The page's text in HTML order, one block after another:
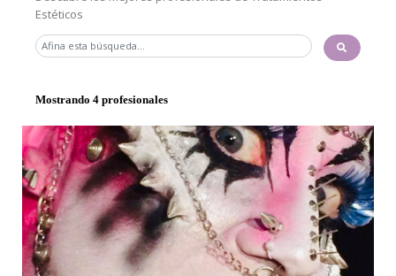
BLOG
ANÚNCIATE
ACCEDE
Estéticos
Mostrando 4 profesionales